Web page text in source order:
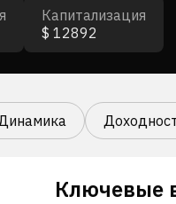
Капитализация
$ 12892
Ключевые